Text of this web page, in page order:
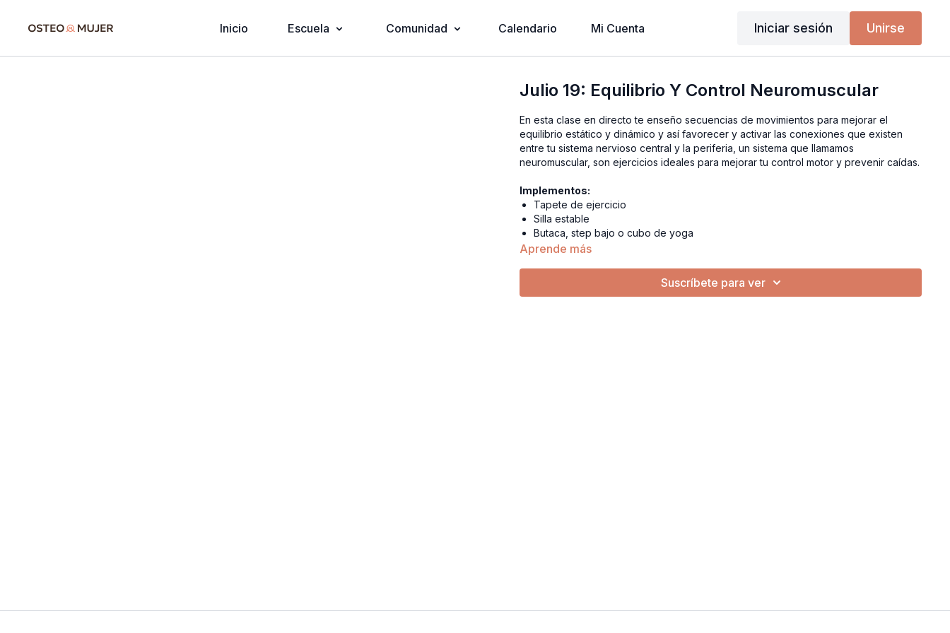
Inicio Escuela Comunidad Calendario Mi Cuenta Iniciar sesión Unirse
Julio 19: Equilibrio Y Control Neuromuscular
En esta clase en directo te enseño secuencias de movimientos para mejorar el
equilibrio estático y dinámico y así favorecer y activar las conexiones que existen
entre tu sistema nervioso central y la periferia, un sistema que llamamos
neuromuscular, son ejercicios ideales para mejorar tu control motor y prevenir caídas.
Implementos:
Tapete de ejercicio
Silla estable
Butaca, step bajo o cubo de yoga
Aprende más
Suscríbete para ver